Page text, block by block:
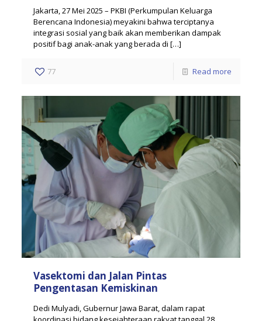
Jakarta, 27 Mei 2025 – PKBI (Perkumpulan Keluarga
Berencana Indonesia) meyakini bahwa terciptanya
integrasi sosial yang baik akan memberikan dampak
positif bagi anak-anak yang berada di […]
77 Read more
Vasektomi dan Jalan Pintas
Pengentasan Kemiskinan
Dedi Mulyadi, Gubernur Jawa Barat, dalam rapat